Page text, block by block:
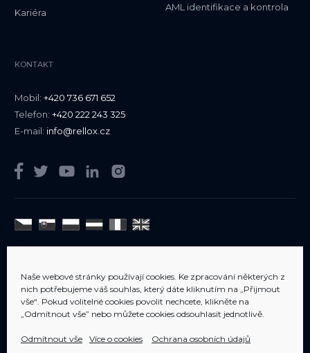
Naše webové stránky používají cookies. Ke zpracování některých z
nich potřebujeme váš souhlas, který dáte kliknutím na „Přijmout
vše“. Pokud volitelné cookies povolit nechcete, klikněte na
„Odmítnout vše” nebo můžete cookies odsouhlasit jednotlivě.
Odmítnout vše Více o cookies Ochrana osobních údajů
Kariéra
AML identifikace a kontrola
KONTAKT
Mobil: +420 736 671 652
Telefon: +420 222 243 325
E-mail: info@rellox.cz